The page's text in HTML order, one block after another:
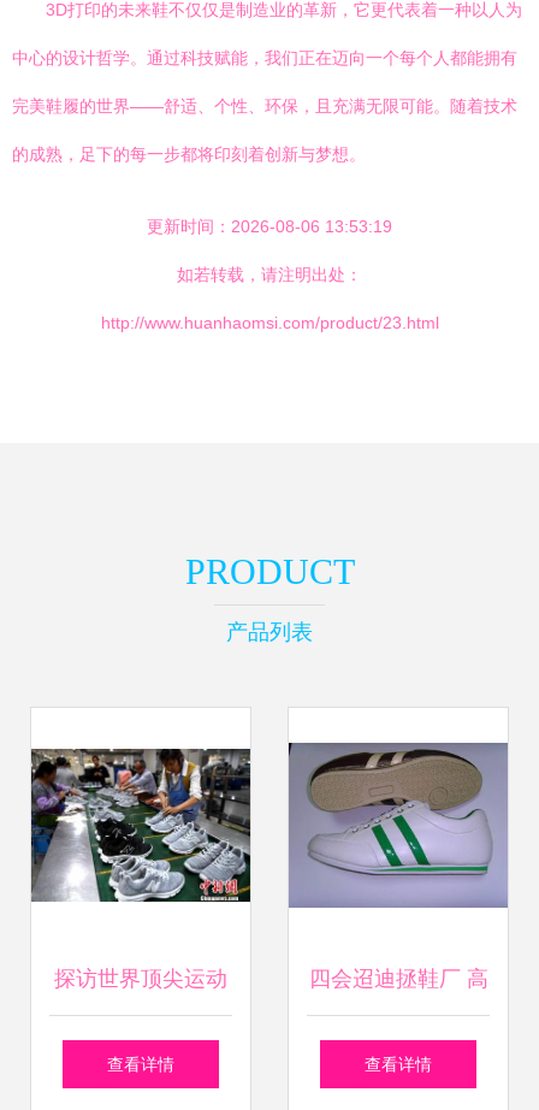
3D打印的未来鞋不仅仅是制造业的革新，它更代表着一种以人为
中心的设计哲学。通过科技赋能，我们正在迈向一个每个人都能拥有
完美鞋履的世界——舒适、个性、环保，且充满无限可能。随着技术
的成熟，足下的每一步都将印刻着创新与梦想。
更新时间：2026-08-06 13:53:19
如若转载，请注明出处：
http://www.huanhaomsi.com/product/23.html
PRODUCT
产品列表
探访世界顶尖运动
鞋代工厂 成功=莆
查看详情
四会迢迪拯鞋厂 高
清镜头下的男鞋美
查看详情